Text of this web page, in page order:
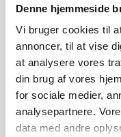
Denne hjemmeside
Vi bruger cookies til
annoncer, til at vise
at analysere vores
din brug af vores
for sociale medier,
analysepartnere.
data med andre